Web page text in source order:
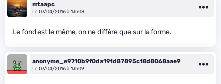
mtaapc
Le 07/04/2016 à 13h08
Le fond est le même, on ne diffère que sur la forme.
anonyme_e9710b9f0da191d87895c18d8068aae9
Le 07/04/2016 à 13h09